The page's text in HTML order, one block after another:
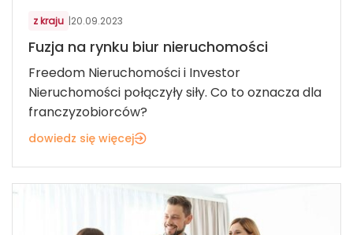
z kraju |20.09.2023
Fuzja na rynku biur nieruchomości
Freedom Nieruchomości i Investor
Nieruchomości połączyły siły. Co to oznacza dla
franczyzobiorców?
dowiedz się więcej